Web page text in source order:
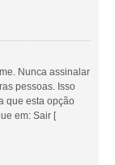
Nunca assinalar
pessoas. Isso
que esta opção
em: Sair [